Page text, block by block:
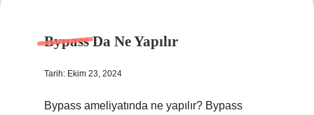
Bypass Da Ne Yapılır
Tarih: Ekim 23, 2024
Bypass ameliyatında ne yapılır? Bypass